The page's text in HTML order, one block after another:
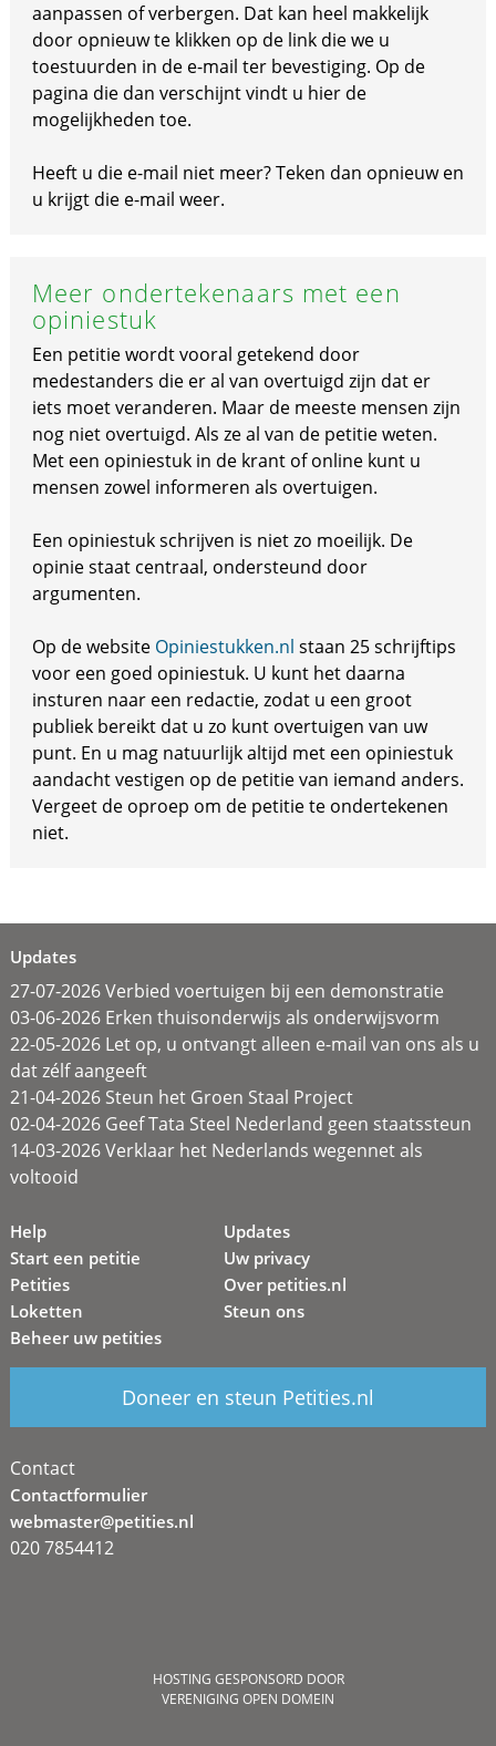
aanpassen of verbergen. Dat kan heel makkelijk
door opnieuw te klikken op de link die we u
toestuurden in de e-mail ter bevestiging. Op de
pagina die dan verschijnt vindt u hier de
mogelijkheden toe.
Heeft u die e-mail niet meer? Teken dan opnieuw en
u krijgt die e-mail weer.
Meer ondertekenaars met een
opiniestuk
Een petitie wordt vooral getekend door
medestanders die er al van overtuigd zijn dat er
iets moet veranderen. Maar de meeste mensen zijn
nog niet overtuigd. Als ze al van de petitie weten.
Met een opiniestuk in de krant of online kunt u
mensen zowel informeren als overtuigen.
Een opiniestuk schrijven is niet zo moeilijk. De
opinie staat centraal, ondersteund door
argumenten.
Op de website Opiniestukken.nl staan 25 schrijftips
voor een goed opiniestuk. U kunt het daarna
insturen naar een redactie, zodat u een groot
publiek bereikt dat u zo kunt overtuigen van uw
punt. En u mag natuurlijk altijd met een opiniestuk
aandacht vestigen op de petitie van iemand anders.
Vergeet de oproep om de petitie te ondertekenen
niet.
Updates
27-07-2026 Verbied voertuigen bij een demonstratie
03-06-2026 Erken thuisonderwijs als onderwijsvorm
22-05-2026 Let op, u ontvangt alleen e-mail van ons als u
dat zélf aangeeft
21-04-2026 Steun het Groen Staal Project
02-04-2026 Geef Tata Steel Nederland geen staatssteun
14-03-2026 Verklaar het Nederlands wegennet als
voltooid
Help
Start een petitie
Petities
Loketten
Beheer uw petities
Updates
Uw privacy
Over petities.nl
Steun ons
Doneer en steun Petities.nl
Contact
Contactformulier
webmaster@petities.nl
020 7854412
HOSTING GESPONSORD DOOR
VERENIGING OPEN DOMEIN